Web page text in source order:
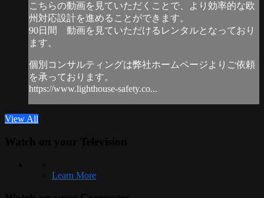
こちらの動画を見ていただくことで、より効率的な欧
州対応設計を進めることができます。
90日間 動画を見ていただけるレンタルとなっており
ます。
個別コンサルティングは弊社ホームページよりご依頼
を承っております。
https://www.lighthouse-safety.co...
View All
Learn More